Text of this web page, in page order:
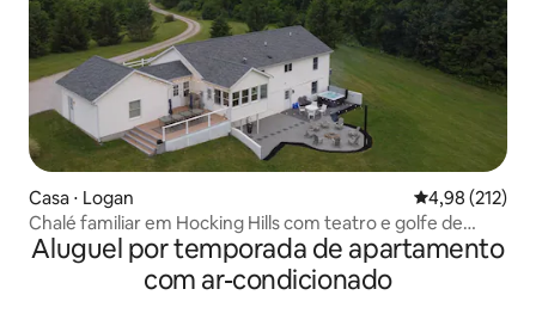
Casa ⋅ Logan 4,98 de uma
4,98 (212)
Chalé familiar em Hocking Hills com teatro e golfe de
disco!
Aluguel por temporada de apartamento
com ar-condicionado